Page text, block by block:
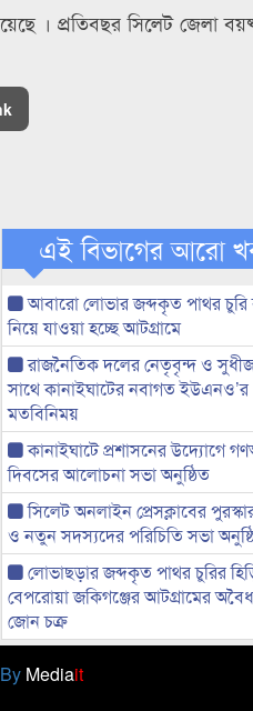
। প্রতিবছর সিলেট জেলা
এই বিভাগের আরো
আবারো লোভার জব্দকৃত পাথর চুরি
নিয়ে যাওয়া হচ্ছে আটগ্রামে
রাজনৈতিক দলের নেতৃবৃন্দ ও
সাথে কানাইঘাটের নবাগত ইউএনও’র
মতবিনিময়
কানাইঘাটে প্রশাসনের উদ্যোগে
দিবসের আলোচনা সভা অনুষ্ঠিত
সিলেট অনলাইন প্রেসক্লাবের
ও নতুন সদস্যদের পরিচিতি সভা
লোভাছড়ার জব্দকৃত পাথর চুরির
বেপরোয়া জকিগঞ্জের আটগ্রামের অবৈধ
জোন চক্র
Mediait